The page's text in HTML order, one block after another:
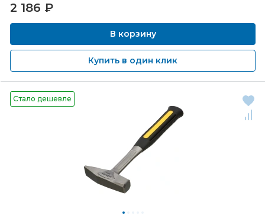
2 186 ₽
В корзину
Купить в один клик
Стало дешевле